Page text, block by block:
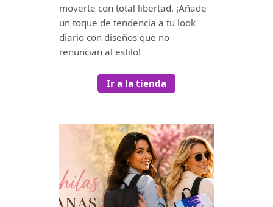
moverte con total libertad. ¡Añade
un toque de tendencia a tu look
diario con diseños que no
renuncian al estilo!
Ir a la tienda